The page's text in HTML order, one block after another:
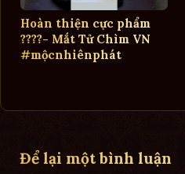
Hoàn thiện cực phẩm
????- Mắt Tử Chìm VN
#mộcnhiênphát
Để lại một bình luận